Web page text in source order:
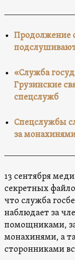
Продолжение
«Служба
Грузинские
спецслужб
Спецслужбы
за
13 сентября
секретных
что служба
наблюдает за
помощниками,
монахинями, а
сторонниками